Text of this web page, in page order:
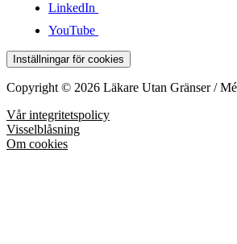
LinkedIn
YouTube
Inställningar för cookies
Copyright © 2026 Läkare Utan Gränser /
Vår integritetspolicy
Visselblåsning
Om cookies